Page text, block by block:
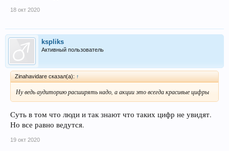
18 окт 2020
kspliks
Активный пользователь
Zinahavidare сказал(а): ↑
Ну ведь аудиторию расширять надо, а акции это всегда красивые цифры
Суть в том что люди и так знают что таких цифр не увидят.
Но все равно ведутся.
19 окт 2020